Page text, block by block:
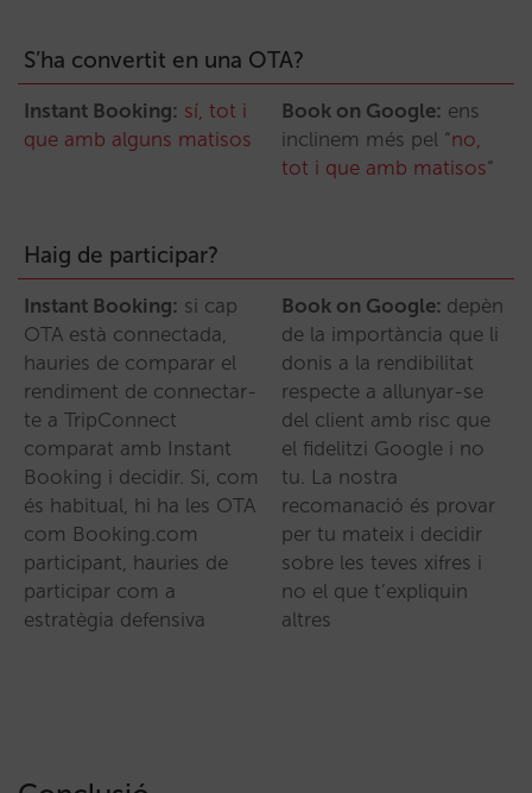
S’ha convertit en una OTA?
Instant Booking: sí, tot i
que amb alguns matisos
Book on Google: ens
inclinem més pel “no,
tot i que amb matisos“
Haig de participar?
Instant Booking: si cap
OTA està connectada,
hauries de comparar el
rendiment de connectar-
te a TripConnect
comparat amb Instant
Booking i decidir. Si, com
és habitual, hi ha les OTA
com Booking.com
participant, hauries de
participar com a
estratègia defensiva
Book on Google: depèn
de la importància que li
donis a la rendibilitat
respecte a allunyar-se
del client amb risc que
el fidelitzi Google i no
tu. La nostra
recomanació és provar
per tu mateix i decidir
sobre les teves xifres i
no el que t’expliquin
altres